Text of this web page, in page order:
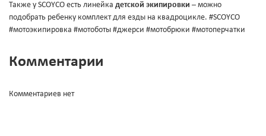
Также у SCOYCO есть линейка детской экипировки – можно
подобрать ребенку комплект для езды на квадроцикле. #SCOYCO
#мотоэкипировка #мотоботы #джерси #мотобрюки #мотоперчатки
Комментарии
Комментариев нет